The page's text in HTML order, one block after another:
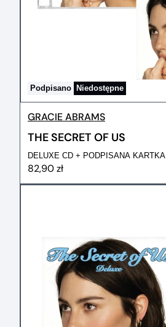
Podpisano Niedostępne
GRACIE ABRAMS
THE SECRET OF US
DELUXE CD + PODPISANA KARTKA
82,90 zł